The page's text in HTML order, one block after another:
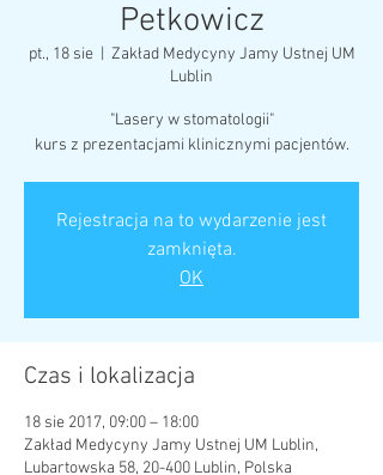
Petkowicz
pt., 18 sie
  |
Zakład Medycyny Jamy Ustnej UM
Lublin
"Lasery w stomatologii"
kurs z prezentacjami klinicznymi pacjentów.
Rejestracja na to wydarzenie jest
zamknięta.
OK
Czas i lokalizacja
18 sie 2017, 09:00 – 18:00
Zakład Medycyny Jamy Ustnej UM Lublin,
Lubartowska 58, 20-400 Lublin, Polska